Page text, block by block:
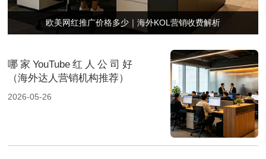
欧美网红推广价格多少｜海外KOL营销收费解析
哪家YouTube红人公司好
（海外达人营销机构推荐）
2026-05-26